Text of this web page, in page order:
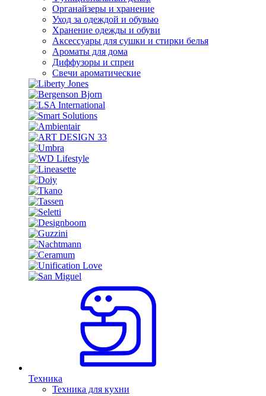
Органайзеры и хранение
Уход за одеждой и обувью
Хранение одежды и обуви
Аксессуары для сушки и стирки белья
Ароматы для дома
Диффузоры и спреи
Свечи ароматические
Техника
Техника для кухни